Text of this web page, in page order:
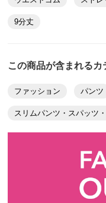
9分丈
この商品が含まれるカ
ファッション パンツ
スリムパンツ・スパッツ